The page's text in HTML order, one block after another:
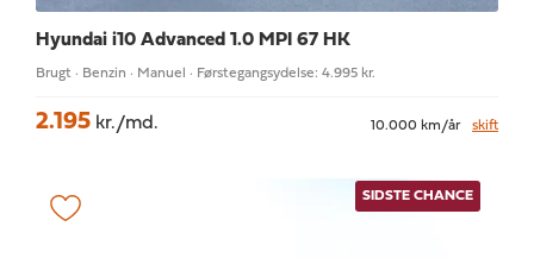
Hyundai i10 Advanced 1.0 MPI 67 HK
Brugt · Benzin · Manuel · Førstegangsydelse: 4.995 kr.
2.195 kr./md. 10.000 km/år skift
SIDSTE CHANCE